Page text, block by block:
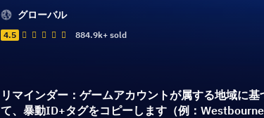
グローバル
4.5 884.9k+ sold
リマインダー：ゲームアカウントが属する地域に
て、暴動ID+タグをコピーします（例：Westbourne